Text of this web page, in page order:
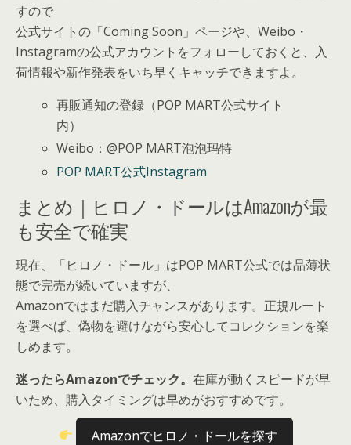
すので
公式サイトの「Coming Soon」ページや、Weibo・
Instagramの公式アカウントをフォローしておくと、入
荷情報や新作発表をいち早くキャッチできますよ。
再販通知の登録（POP MART公式サイト
内）
Weibo：@POP MART泡泡玛特
POP MART公式Instagram
まとめ｜ヒロノ・ドールはAmazonが最
も安全で確実
現在、「ヒロノ・ドール」はPOP MART公式では品薄状
態で完売が続いていますが、
Amazonではまだ購入チャンスがあります。正規ルート
を選べば、偽物を避けながら安心してコレクションを楽
しめます。
迷ったらAmazonでチェック。 在庫が動くスピードが早
いため、購入タイミングは早めがおすすめです。
Amazonでヒロノ・ドールを探す